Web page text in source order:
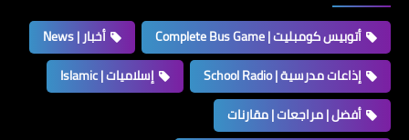
أتوبيس كومبليت | Complete Bus Game
أخبار | News
إذاعات مدرسية | School Radio
إسلاميات | Islamic
أفضل | مراجعات | مقارنات